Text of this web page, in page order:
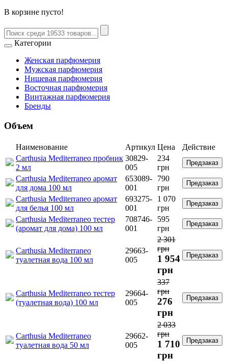
В корзине пусто!
Категории
Женская парфюмерия
Мужская парфюмерия
Нишевая парфюмерия
Восточная парфюмерия
Винтажная парфюмерия
Бренды
Объем
Наименование Артикул Цена
Действие
Carthusia Mediterraneo пробник
2 мл
30829-
005
234
грн
Предзаказ
Carthusia Mediterraneo аромат
для дома 100 мл
653089-
001
790
грн
Предзаказ
Carthusia Mediterraneo аромат
для белья 100 мл
693275-
001
1 070
грн
Предзаказ
Carthusia Mediterraneo тестер
(аромат для дома) 100 мл
708746-
001
595
грн
Предзаказ
Carthusia Mediterraneo
туалетная вода 100 мл
29663-
005
2 301
грн
1 954
грн
Предзаказ
Carthusia Mediterraneo тестер
(туалетная вода) 100 мл
29664-
005
337
грн
276
грн
Предзаказ
Carthusia Mediterraneo
туалетная вода 50 мл
29662-
005
2 033
грн
1 710
грн
Предзаказ